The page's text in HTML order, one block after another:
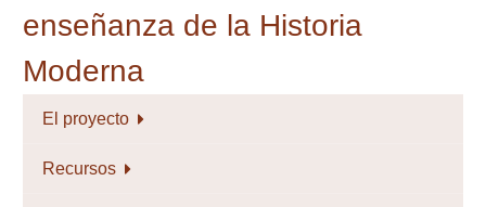
El proyecto
Recursos